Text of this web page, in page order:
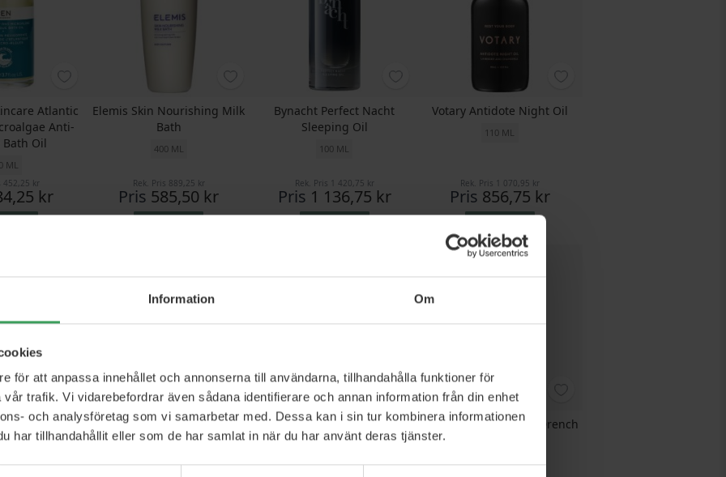
Information Om
för att anpassa innehållet och annonserna till användarna, tillhandahålla funktioner för
trafik. Vi vidarebefordrar även sådana identifierare och annan information från din enhet
och analysföretag som vi samarbetar med. Dessa kan i sin tur kombinera informationen
har tillhandahållit eller som de har samlat in när du har använt deras tjänster.
Atlantic
Anti-
Oil
ML
452,25 kr
kr
Elemis Skin Nourishing Milk
Bath
400 ML
Rek. Pris 889,25 kr
Pris 585,50 kr
Bynacht Perfect Nacht
Sleeping Oil
100 ML
Rek. Pris 1 420,75 kr
Pris 1 136,75 kr
Votary Antidote Night Oil
110 ML
Rek. Pris 1 070,95 kr
Pris 856,75 kr
Repair Kit Votary Super Skin Kit
Votary Darlings Boxed Set
Gaveæske
62 ML
Sol De Janeiro Delicia Drench
385 ML